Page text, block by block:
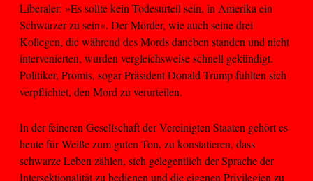
Liberaler: »Es sollte kein Todesurteil sein, in Amerika ein
Schwarzer zu sein«. Der Mörder, wie auch seine drei
Kollegen, die während des Mords daneben standen und nicht
intervenierten, wurden vergleichsweise schnell gekündigt.
Politiker, Promis, sogar Präsident Donald Trump fühlten sich
verpflichtet, den Mord zu verurteilen.
In der feineren Gesellschaft der Vereinigten Staaten gehört es
heute für Weiße zum guten Ton, zu konstatieren, dass
schwarze Leben zählen, sich gelegentlich der Sprache der
Intersektionalität zu bedienen und die eigenen Privilegien zu